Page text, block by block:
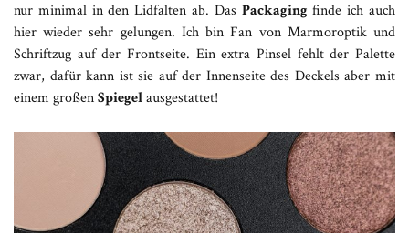
nur minimal in den Lidfalten ab. Das Packaging finde ich auch
hier wieder sehr gelungen. Ich bin Fan von Marmoroptik und
Schriftzug auf der Frontseite. Ein extra Pinsel fehlt der Palette
zwar, dafür kann ist sie auf der Innenseite des Deckels aber mit
einem großenSpiegelausgestattet!